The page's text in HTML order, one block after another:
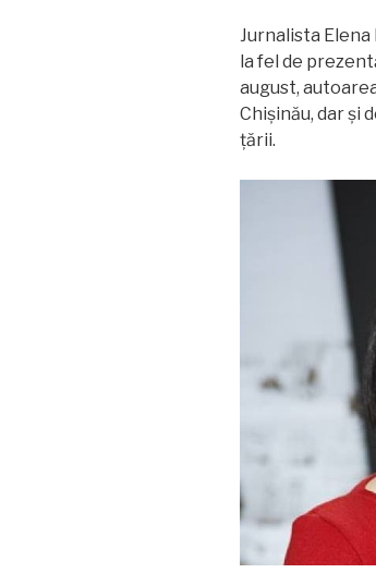
Jurnalista
la fel de
august,
Chișinău, dar și
țării.